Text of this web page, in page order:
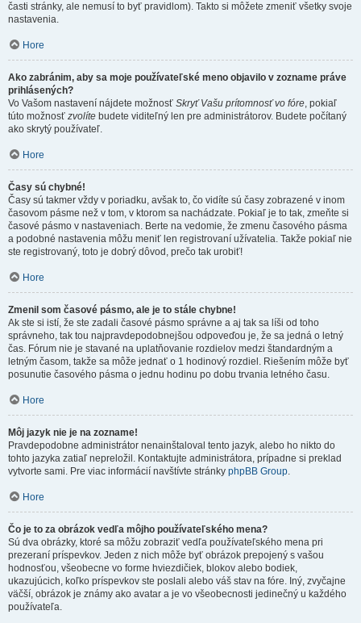
časti stránky, ale nemusí to byť pravidlom). Takto si môžete zmeniť všetky svoje
nastavenia.
Hore
Ako zabránim, aby sa moje používateľské meno objavilo v zozname práve
prihlásených?
Vo Vašom nastavení nájdete možnosť Skryť Vašu prítomnosť vo fóre, pokiaľ
túto možnosť zvolíte budete viditeľný len pre administrátorov. Budete počítaný
ako skrytý používateľ.
Hore
Časy sú chybné!
Časy sú takmer vždy v poriadku, avšak to, čo vidíte sú časy zobrazené v inom
časovom pásme než v tom, v ktorom sa nachádzate. Pokiaľ je to tak, zmeňte si
časové pásmo v nastaveniach. Berte na vedomie, že zmenu časového pásma
a podobné nastavenia môžu meniť len registrovaní užívatelia. Takže pokiaľ nie
ste registrovaný, toto je dobrý dôvod, prečo tak urobiť!
Hore
Zmenil som časové pásmo, ale je to stále chybne!
Ak ste si istí, že ste zadali časové pásmo správne a aj tak sa líši od toho
správneho, tak tou najpravdepodobnejšou odpoveďou je, že sa jedná o letný
čas. Fórum nie je stavané na uplatňovanie rozdielov medzi štandardným a
letným časom, takže sa môže jednať o 1 hodinový rozdiel. Riešením môže byť
posunutie časového pásma o jednu hodinu po dobu trvania letného času.
Hore
Môj jazyk nie je na zozname!
Pravdepodobne administrátor nenainštaloval tento jazyk, alebo ho nikto do
tohto jazyka zatiaľ nepreložil. Kontaktujte administrátora, prípadne si preklad
vytvorte sami. Pre viac informácií navštívte stránky phpBB Group.
Hore
Čo je to za obrázok vedľa môjho používateľského mena?
Sú dva obrázky, ktoré sa môžu zobraziť vedľa používateľského mena pri
prezeraní príspevkov. Jeden z nich môže byť obrázok prepojený s vašou
hodnosťou, všeobecne vo forme hviezdičiek, blokov alebo bodiek,
ukazujúcich, koľko príspevkov ste poslali alebo váš stav na fóre. Iný, zvyčajne
väčší, obrázok je známy ako avatar a je vo všeobecnosti jedinečný u každého
používateľa.